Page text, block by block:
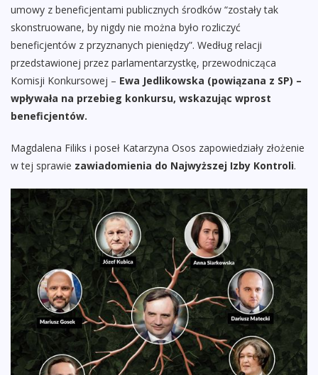
umowy z beneficjentami publicznych środków “zostały tak
skonstruowane, by nigdy nie można było rozliczyć
beneficjentów z przyznanych pieniędzy”. Według relacji
przedstawionej przez parlamentarzystkę, przewodnicząca
Komisji Konkursowej – Ewa Jedlikowska (powiązana z SP) –
wpływała na przebieg konkursu, wskazując wprost
beneficjentów.
Magdalena Filiks i poseł Katarzyna Osos zapowiedziały złożenie
w tej sprawie zawiadomienia do Najwyższej Izby Kontroli.